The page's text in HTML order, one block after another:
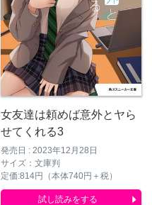
女友達は頼めば意外とヤら
せてくれる3
発売日 : 2023年12月28日
サイズ：文庫判
定価:814円（本体740円＋税）
試し読みをする